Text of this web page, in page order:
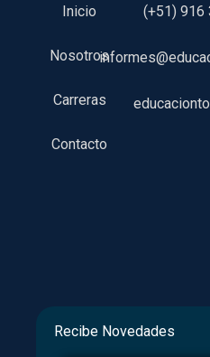
Inicio
Nosotros
Carreras
Contacto
(+51) 916
Recibe Novedades